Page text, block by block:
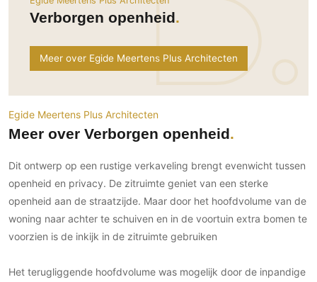
Woondecoratie
Inrichting
Roomdividers
Meubels
Verlichting
Glas
Interieurbouw
Trappen
Keukens
Ramen
Deursystemen
Glazen wandsystemen
Garagedeuren
Zonwering
Buitenshutters
Overig
Autolift
Tuinmeubelen
Zwemmen
Tuin wellness
Vloer
Buitenvloeren
Houten buitenvloeren
buitenvloeren
Kinderkamer
Slaapkamer
Thuisbioscoop
Toilet
Wellness
Werkkamer
Buitenkijken
Bijgebouw / Poolhouse
Tuin
Verborgen openheid
Meer over Egide Meertens Plus Architecten
Egide Meertens Plus Architecten
Meer over Verborgen openheid
Dit ontwerp op een rustige verkaveling brengt evenwicht tussen
openheid en privacy. De zitruimte geniet van een sterke
openheid aan de straatzijde. Maar door het hoofdvolume van de
woning naar achter te schuiven en in de voortuin extra bomen te
voorzien is de inkijk in de zitruimte gebruiken
Het terugliggende hoofdvolume was mogelijk door de inpandige